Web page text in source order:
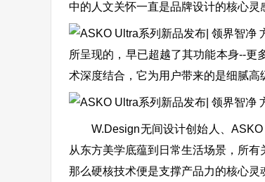
中的人文关怀一直是品牌设计的核心灵
所呈现的，早已超越了其功能本身--
术深度结合，它为用户带来的是细腻高
W.Design无间设计创始人、ASKO
从东方美学底蕴到日常生活场景，所
那么硬核技术便是支撑产品力的核心灵